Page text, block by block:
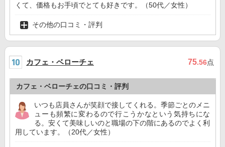
くて、価格もお手頃でとても好きです。（50代／女性）
その他の口コミ・評判
カフェ・ベローチェ 75.56点
カフェ・ベローチェの口コミ・評判
いつも店員さんが笑顔で接してくれる。季節ごとのメニ
ューも頻繁に変わるので行こうかなという気持ちにな
る。安くて美味しいのと職場の下の階にあるのでよく利
用しています。（20代／女性）